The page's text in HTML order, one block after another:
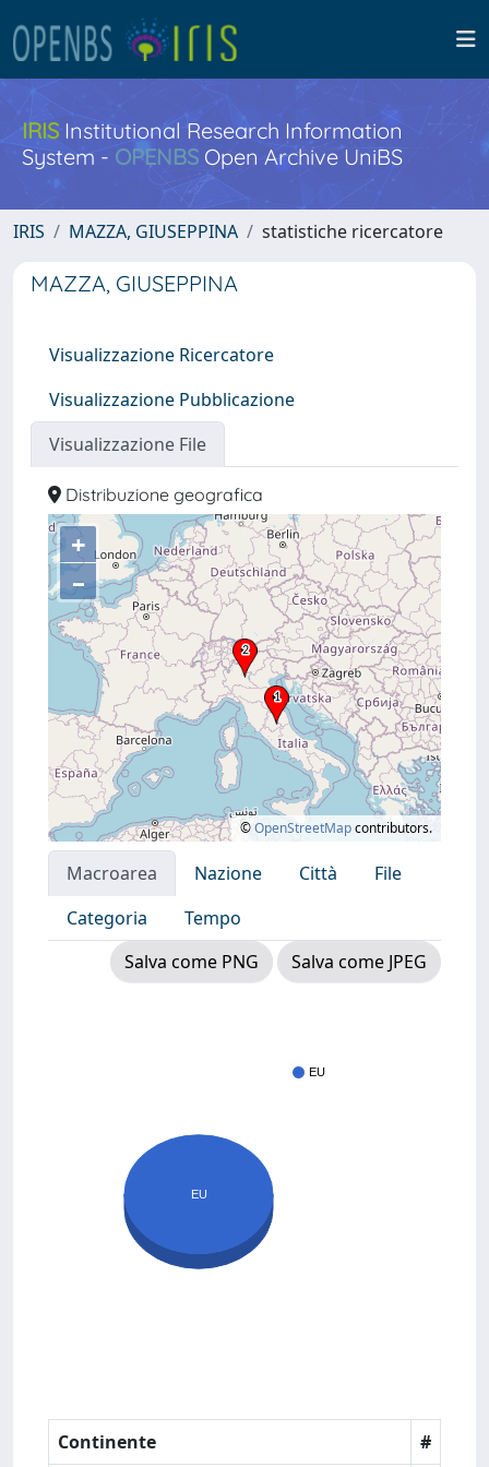
IRISInstitutional Research Information
System - OPENBS Open Archive UniBS
IRIS MAZZA, GIUSEPPINA statistiche ricercatore
MAZZA, GIUSEPPINA
Visualizzazione Ricercatore
Visualizzazione Pubblicazione
Visualizzazione File
Distribuzione geografica
+
–
©OpenStreetMapcontributors.
Macroarea Nazione Città
File
Categoria
Tempo
Salva come PNG
Salva come JPEG
EU
EU
Continente #